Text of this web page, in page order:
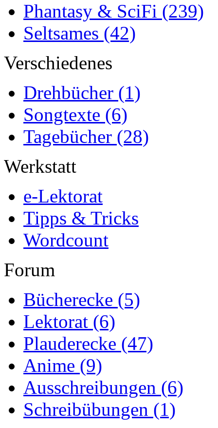
Phantasy & SciFi (239)
Seltsames (42)
Verschiedenes
Drehbücher (1)
Songtexte (6)
Tagebücher (28)
Werkstatt
e-Lektorat
Tipps & Tricks
Wordcount
Forum
Bücherecke (5)
Lektorat (6)
Plauderecke (47)
Anime (9)
Ausschreibungen (6)
Schreibübungen (1)